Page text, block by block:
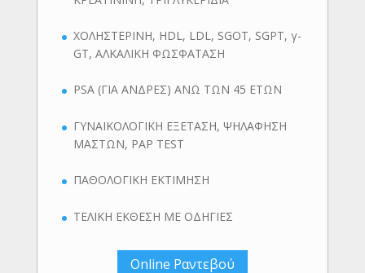
ΧΟΛΗΣΤΕΡΙΝΗ, HDL, LDL, SGOT, SGPT, γ-
GT, ΑΛΚΑΛΙΚΗ ΦΩΣΦΑΤΑΣΗ
PSA (ΓΙΑ ΑΝΔΡΕΣ) ΑΝΩ ΤΩΝ 45 ΕΤΩΝ
ΓΥΝΑΙΚΟΛΟΓΙΚΗ ΕΞΕΤΑΣΗ, ΨΗΛΑΦΗΣΗ
ΜΑΣΤΩΝ, PAP TEST
ΠΑΘΟΛΟΓΙΚΗ ΕΚΤΙΜΗΣΗ
ΤΕΛΙΚΗ ΕΚΘΕΣΗ ΜΕ ΟΔΗΓΙΕΣ
Online Ραντεβού